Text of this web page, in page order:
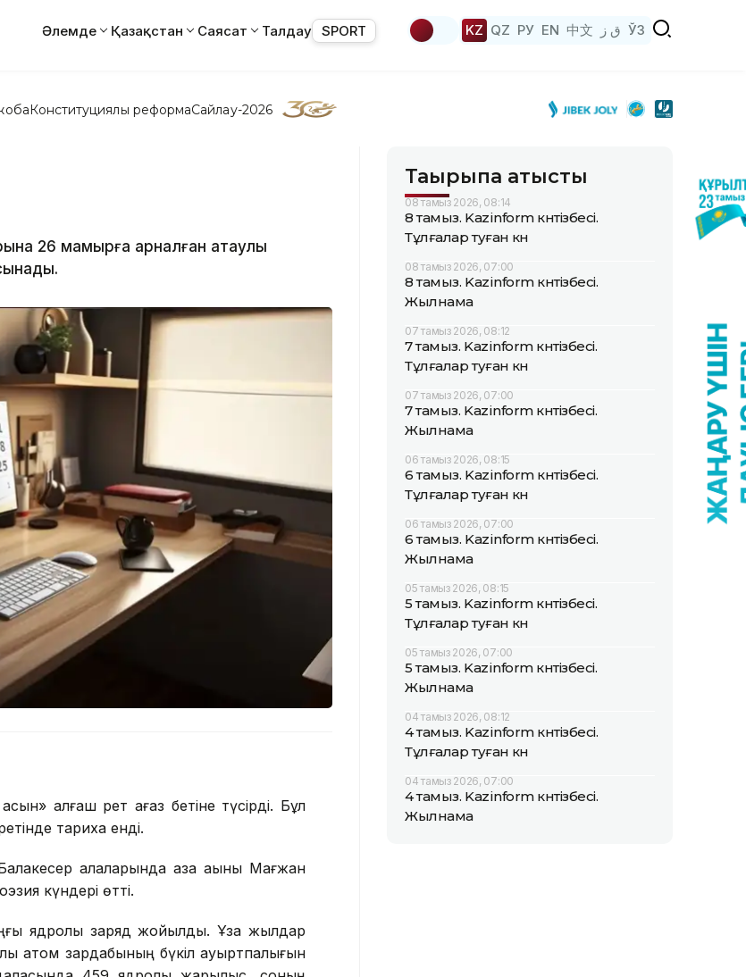
Әлемде Қазақстан Саясат Талдау SPORT KZ QZ РУ EN 中文 ق ز ЎЗ
Конституциялық реформаСайлау-2026
26 мамырға арналған атаулы
алғаш рет қағаз бетіне түсірді. Бұл
тарихқа енді.
қалаларында қазақ ақыны Мағжан
күндері өтті.
ядролық заряд жойылды. Ұзақ жылдар
атом зардабының бүкіл ауыртпалығын
Тақырыпқа қатысты
08 тамыз 2026, 08:14
8 тамыз. Kazinform күнтізбесі.
Тұлғалар туған күн
08 тамыз 2026, 07:00
8 тамыз. Kazinform күнтізбесі.
Жылнама
07 тамыз 2026, 08:12
7 тамыз. Kazinform күнтізбесі.
Тұлғалар туған күн
07 тамыз 2026, 07:00
7 тамыз. Kazinform күнтізбесі.
Жылнама
06 тамыз 2026, 08:15
6 тамыз. Kazinform күнтізбесі.
Тұлғалар туған күн
06 тамыз 2026, 07:00
6 тамыз. Kazinform күнтізбесі.
Жылнама
05 тамыз 2026, 08:15
5 тамыз. Kazinform күнтізбесі.
Тұлғалар туған күн
05 тамыз 2026, 07:00
5 тамыз. Kazinform күнтізбесі.
Жылнама
04 тамыз 2026, 08:12
4 тамыз. Kazinform күнтізбесі.
Тұлғалар туған күн
04 тамыз 2026, 07:00
4 тамыз. Kazinform күнтізбесі.
Жылнама